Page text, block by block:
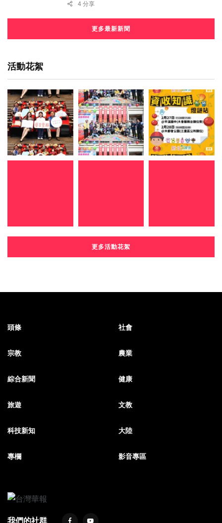
4 分享
更多最新新聞
活動花絮
更多活動花絮
頭條 社會
宗教 農業
綜合新聞 健康
旅遊 文教
科技新知 大陸
專欄 影音專區
我們的社群